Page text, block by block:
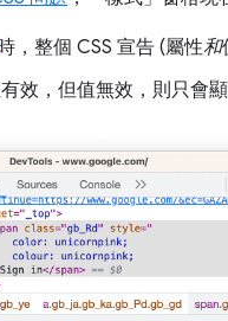
，整個 CSS 宣告 (屬性和
效，但值無效，則只會顯